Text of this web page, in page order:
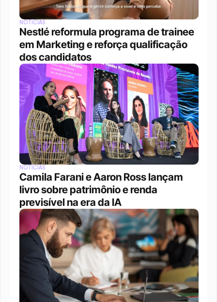
NOTÍCIAS
Nestlé reformula programa de trainee
em Marketing e reforça qualificação
dos candidatos
NOTÍCIAS
Camila Farani e Aaron Ross lançam
livro sobre patrimônio e renda
previsível na era da IA